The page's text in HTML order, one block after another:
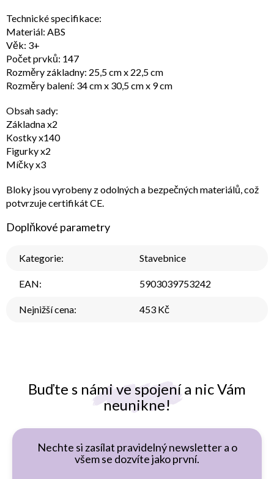
Buďte s námi ve spojení a nic Vám
neunikne!
Nechte si zasílat pravidelný newsletter a o
všem se dozvíte jako první.
Technické specifikace:
Materiál: ABS
Věk: 3+
Počet prvků: 147
Rozměry základny: 25,5 cm x 22,5 cm
Rozměry balení: 34 cm x 30,5 cm x 9 cm
Obsah sady:
Základna x2
Kostky x140
Figurky x2
Míčky x3
Bloky jsou vyrobeny z odolných a bezpečných materiálů, což
potvrzuje certifikát CE.
Doplňkové parametry
Kategorie: Stavebnice
EAN: 5903039753242
Nejnižší cena: 453 Kč